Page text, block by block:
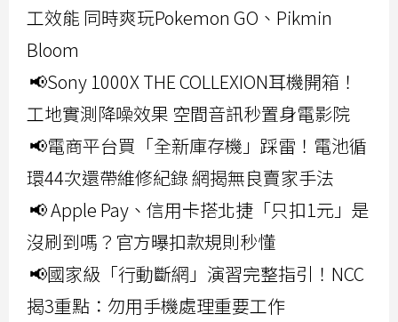
工效能 同時爽玩Pokemon GO、Pikmin
Bloom
📢Sony 1000X THE COLLEXION耳機開箱！
工地實測降噪效果 空間音訊秒置身電影院
📢電商平台買「全新庫存機」踩雷！電池循
環44次還帶維修紀錄 網揭無良賣家手法
📢 Apple Pay、信用卡搭北捷「只扣1元」是
沒刷到嗎？官方曝扣款規則秒懂
📢國家級「行動斷網」演習完整指引！NCC
揭3重點：勿用手機處理重要工作